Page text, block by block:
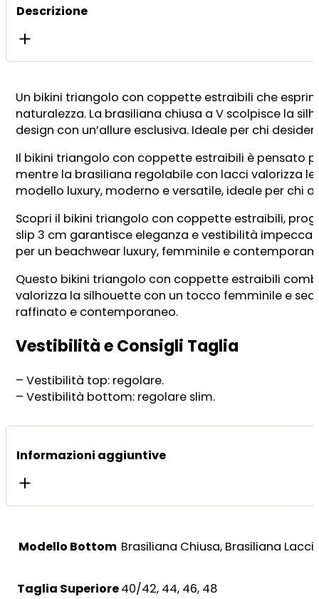
quantità
Descrizione
Un bikini triangolo con coppette estraibili che
naturalezza. La brasiliana chiusa a V scolpisce la
design con un’allure esclusiva. Ideale per chi
Il bikini triangolo con coppette estraibili è pensato
mentre la brasiliana regolabile con lacci valorizza
modello luxury, moderno e versatile, ideale per chi
Scopri il bikini triangolo con coppette estraibili,
slip 3 cm garantisce eleganza e vestibilità
per un beachwear luxury, femminile e
Questo bikini triangolo con coppette estraibili
valorizza la silhouette con un tocco femminile e
raffinato e contemporaneo.
Vestibilità e Consigli Taglia
– Vestibilità top: regolare.
– Vestibilità bottom: regolare slim.
Informazioni aggiuntive
Modello Bottom Brasiliana Chiusa, Brasiliana
Taglia Superiore40/42, 44, 46, 48